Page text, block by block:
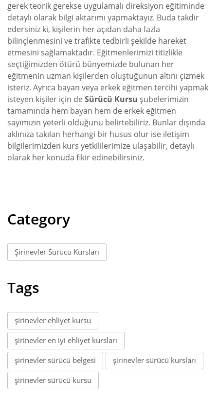
gerek teorik gerekse uygulamalı direksiyon eğitiminde
detaylı olarak bilgi aktarımı yapmaktayız. Buda takdir
edersiniz ki, kişilerin her açıdan daha fazla
bilinçlenmesini ve trafikte tedbirli şekilde hareket
etmesini sağlamaktadır. Eğitmenlerimizi titizlikle
seçtiğimizden ötürü bünyemizde bulunan her
eğitmenin uzman kişilerden oluştuğunun altını çizmek
isteriz. Ayrıca bayan veya erkek eğitmen tercihi yapmak
isteyen kişiler için de Sürücü Kursu şubelerimizin
tamamında hem bayan hem de erkek eğitmen
sayımızın yeterli olduğunu belirtebiliriz. Bunlar dışında
aklınıza takılan herhangi bir husus olur ise iletişim
bilgilerimizden kurs yetkililerimize ulaşabilir, detaylı
olarak her konuda fikir edinebilirsiniz.
Category
Şirinevler Sürücü Kursları
Tags
şirinevler ehliyet kursu
şirinevler en iyi ehliyet kursları
şirinevler sürücü belgesi şirinevler sürücü kursları
şirinevler sürücü kursu